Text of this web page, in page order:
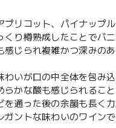
プリコット、パイナップ
り樽熟成したことでバニ
感じられ複雑かつ深みの
わいが口の中全体を包み
らかな酸も感じられるこ
を通った後の余韻も長く
ントな味わいのワインで